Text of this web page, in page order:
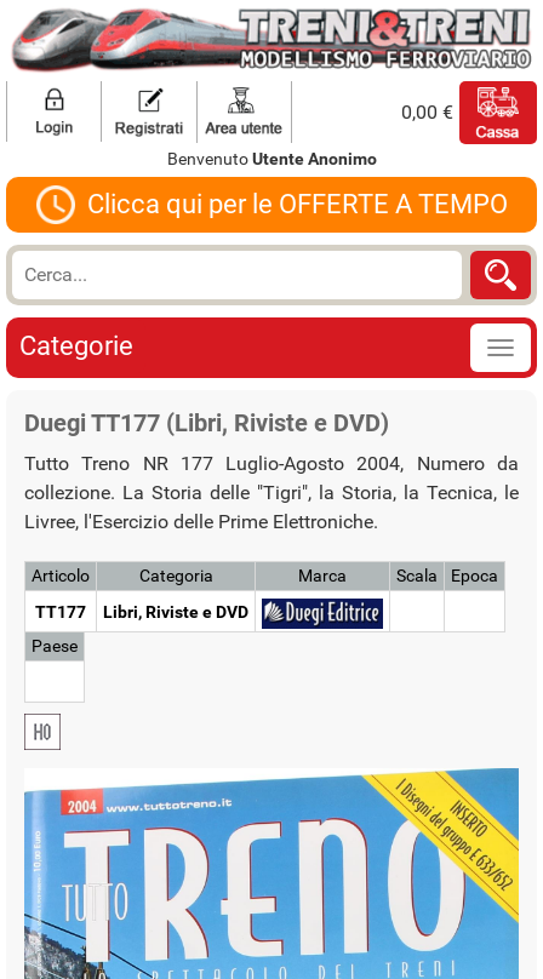
0,00 €
BenvenutoUtente Anonimo
Clicca qui per le OFFERTE A TEMPO
Categorie
Duegi TT177 (Libri, Riviste e DVD)
Tutto Treno NR 177 Luglio-Agosto 2004, Numero da
collezione. La Storia delle "Tigri", la Storia, la Tecnica, le
Livree, l'Esercizio delle Prime Elettroniche.
Articolo
TT177
Categoria
Libri, Riviste e DVD
Marca Scala Epoca
Paese